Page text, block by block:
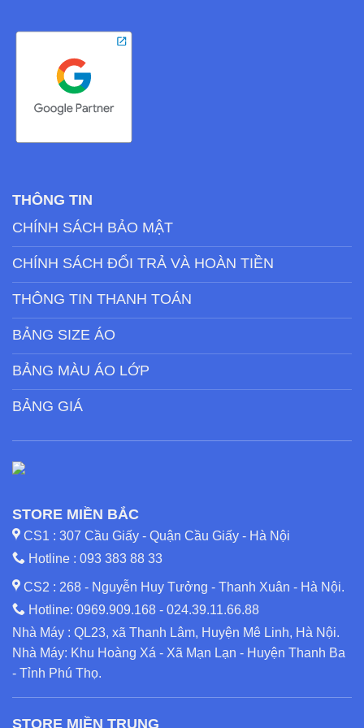
THÔNG TIN
CHÍNH SÁCH BẢO MẬT
CHÍNH SÁCH ĐỔI TRẢ VÀ HOÀN TIỀN
THÔNG TIN THANH TOÁN
BẢNG SIZE ÁO
BẢNG MÀU ÁO LỚP
BẢNG GIÁ
STORE MIỀN BẮC
CS1 : 307 Cầu Giấy - Quận Cầu Giấy - Hà Nội
Hotline : 093 383 88 33
CS2 : 268 - Nguyễn Huy Tưởng - Thanh Xuân - Hà Nội.
Hotline: 0969.909.168 - 024.39.11.66.88
Nhà Máy : QL23, xã Thanh Lâm, Huyện Mê Linh, Hà Nội.
Nhà Máy: Khu Hoàng Xá - Xã Mạn Lạn - Huyện Thanh Ba
- Tỉnh Phú Thọ.
STORE MIỀN TRUNG